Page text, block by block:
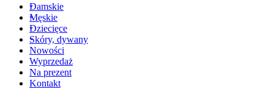
Damskie
Męskie
Dziecięce
Skóry, dywany
Nowości
Wyprzedaż
Na prezent
Kontakt